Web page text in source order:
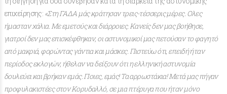
επιχείρησης: «Στη ΓΑΔΑ μάς κράτησαν τρεις-τέσσερις μέρες. Ολες
ήμασταν χάλια. Με εμετούς και διάρροιες. Κανείς δεν μας βοήθησε,
γιατροί δεν μας επισκέφθηκαν, οι αστυνομικοί μας πετούσαν το φαγητό
από μακριά, φορώντας γάντια και μάσκες. Πιστεύω ότι, επειδή ήταν
περίοδος εκλογών, ήθελαν να δείξουν ότι η ελληνική αστυνομία
δουλεύει και βρήκαν εμάς. Ποιες, εμάς! Τα αρρωστάκια! Μετά μας πήγαν
προφυλακιστέες στον Κορυδαλλό, σε μια πτέρυγα που ήταν μόνο